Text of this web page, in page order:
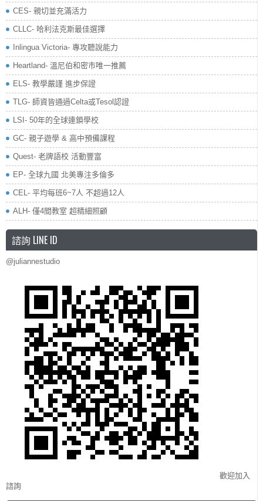
CES- 親切並充滿活力
CLLC- 哈利法克斯最佳選擇
Inlingua Victoria‏- 專攻聽說能力
Heartland- 溫尼伯和密市唯一推薦
ELS- 教學嚴謹 進步保證
TLG- 師資皆通過Celta或Tesol認證
LSI- 50年的全球連鎖學校
GC- 親子遊學 & 高中預備課程
Quest- 老牌語校 活動豐富
EP- 全球九國 北美專注多倫多
CEL- 平均每班6~7人 不超過12人
ALH- 僅4間教室 超精細照顧
諮詢 LINE ID
@juliannestudio
歡迎加入
諮詢